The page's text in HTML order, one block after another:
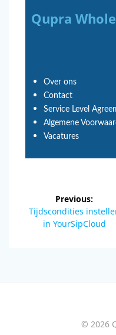
Qupra
Over ons
Contact
Service Level
Algemene
Vacatures
Previous:
Tijdscondities
in YourSipCloud
© 2026